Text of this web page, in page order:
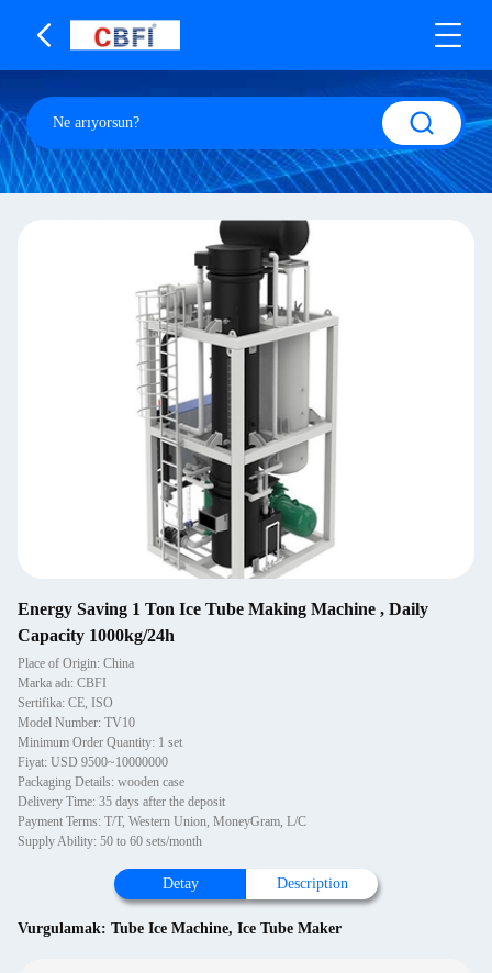
Energy Saving 1 Ton Ice Tube Making Machine , Daily
Capacity 1000kg/24h
Place of Origin: China
Marka adı: CBFI
Sertifika: CE, ISO
Model Number: TV10
Minimum Order Quantity: 1 set
Fiyat: USD 9500~10000000
Packaging Details: wooden case
Delivery Time: 35 days after the deposit
Payment Terms: T/T, Western Union, MoneyGram, L/C
Supply Ability: 50 to 60 sets/month
Detay Description
Vurgulamak: Tube Ice Machine, Ice Tube Maker